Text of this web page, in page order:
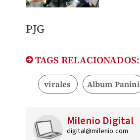
PJG
TAGS RELACIONADOS:
virales Album Panini
Milenio Digital
digital@milenio.com